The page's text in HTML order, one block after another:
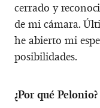
cerrado y
de mi cámara.
he abierto mi
posibilidades.
¿Por qué Pelonio?